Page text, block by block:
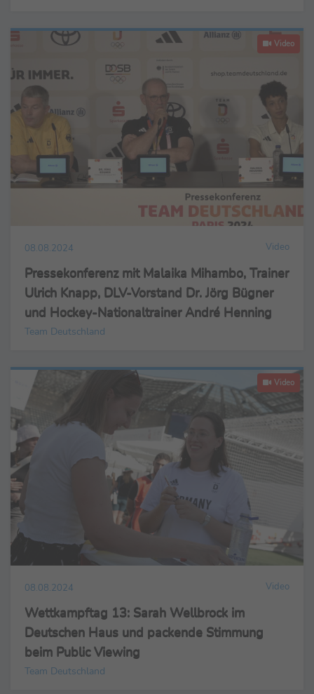
Video
08.08.2024 Video
Pressekonferenz mit Malaika Mihambo, Trainer
Ulrich Knapp, DLV-Vorstand Dr. Jörg Bügner
und Hockey-Nationaltrainer André Henning
Team Deutschland
Video
08.08.2024 Video
Wettkampftag 13: Sarah Wellbrock im
Deutschen Haus und packende Stimmung
beim Public Viewing
Team Deutschland